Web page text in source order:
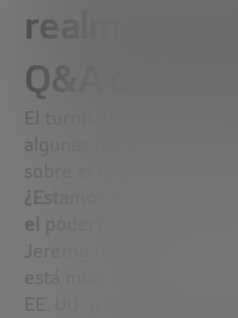
realmente
Q&A con
El turno de preguntas
algunas de las
sobre el impacto de la
¿Estamos
el poder?
Jeremy reconoció que,
está muy concentrado
EE. UU. y China. Sin